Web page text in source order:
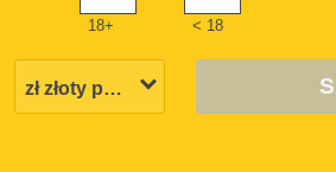
18+ < 18